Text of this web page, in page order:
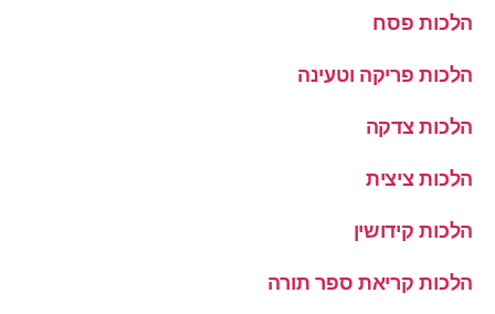
הלכות פסח
הלכות פריקה וטעינה
הלכות צדקה
הלכות ציצית
הלכות קידושין
הלכות קריאת ספר תורה